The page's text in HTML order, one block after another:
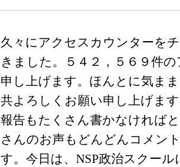
久々にアクセスカウンターを
きました。５４２，５６９件
申し上げます。ほんとに気ま
共よろしくお願い申し上げま
報告もたくさん書かなければ
さんのお声もどんどんコメン
す。今日は、NSP政治スクー